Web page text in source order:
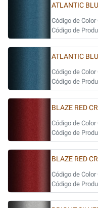
ATLANTIC
Código de Color
Código de
ATLANTIC
Código de Color
Código de
BLAZE RED
Código de Color
Código de
BLAZE RED
Código de Color
Código de